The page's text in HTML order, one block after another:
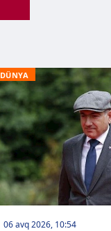
DÜNYA
06 avq 2026, 10:54